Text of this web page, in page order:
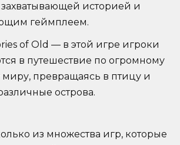
историей и
геймплеем.
of Old — в этой игре игроки
в путешествие по огромному
миру, превращаясь в птицу и
острова.
из множества игр, которые